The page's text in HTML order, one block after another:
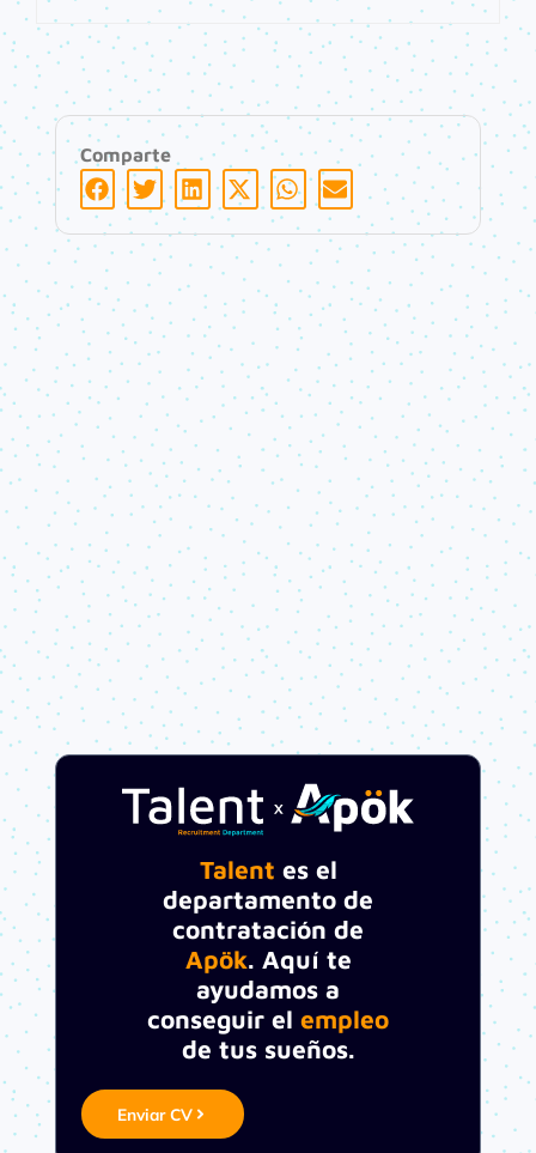
Comparte
Talent es el
departamento de
contratación de
Apök. Aquí te
ayudamos a
conseguir el empleo
de tus sueños.
Enviar CV